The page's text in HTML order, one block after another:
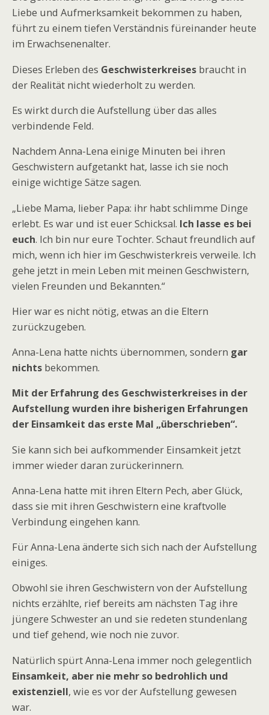
Liebe und Aufmerksamkeit bekommen zu haben,
führt zu einem tiefen Verständnis füreinander heute
im Erwachsenenalter.
Dieses Erleben des Geschwisterkreises braucht in
der Realität nicht wiederholt zu werden.
Es wirkt durch die Aufstellung über das alles
verbindende Feld.
Nachdem Anna-Lena einige Minuten bei ihren
Geschwistern aufgetankt hat, lasse ich sie noch
einige wichtige Sätze sagen.
„Liebe Mama, lieber Papa: ihr habt schlimme Dinge
erlebt. Es war und ist euer Schicksal. Ich lasse es bei
euch. Ich bin nur eure Tochter. Schaut freundlich auf
mich, wenn ich hier im Geschwisterkreis verweile. Ich
gehe jetzt in mein Leben mit meinen Geschwistern,
vielen Freunden und Bekannten.“
Hier war es nicht nötig, etwas an die Eltern
zurückzugeben.
Anna-Lena hatte nichts übernommen, sondern gar
nichts bekommen.
Mit der Erfahrung des Geschwisterkreises in der
Aufstellung wurden ihre bisherigen Erfahrungen
der Einsamkeit das erste Mal „überschrieben“.
Sie kann sich bei aufkommender Einsamkeit jetzt
immer wieder daran zurückerinnern.
Anna-Lena hatte mit ihren Eltern Pech, aber Glück,
dass sie mit ihren Geschwistern eine kraftvolle
Verbindung eingehen kann.
Für Anna-Lena änderte sich sich nach der Aufstellung
einiges.
Obwohl sie ihren Geschwistern von der Aufstellung
nichts erzählte, rief bereits am nächsten Tag ihre
jüngere Schwester an und sie redeten stundenlang
und tief gehend, wie noch nie zuvor.
Natürlich spürt Anna-Lena immer noch gelegentlich
Einsamkeit, aber nie mehr so bedrohlich und
existenziell, wie es vor der Aufstellung gewesen
war.